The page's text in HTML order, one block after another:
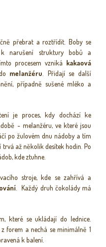
přebrat a roztřídit. Boby se
narušení struktury bobů a
procesem vzniká kakaová
melanžéru. Přidají se další
případně sušené mléko a
je proces, kdy dochází ke
- melanžéru, ve které jsou
po žulovém dnu nádoby a tím
až několik desítek hodin. Po
kde ztuhne.
stroje, kde se zahřívá a
. Každý druh čokolády má
které se ukládají do lednice.
forem a nechá se minimálně 1
k balení.